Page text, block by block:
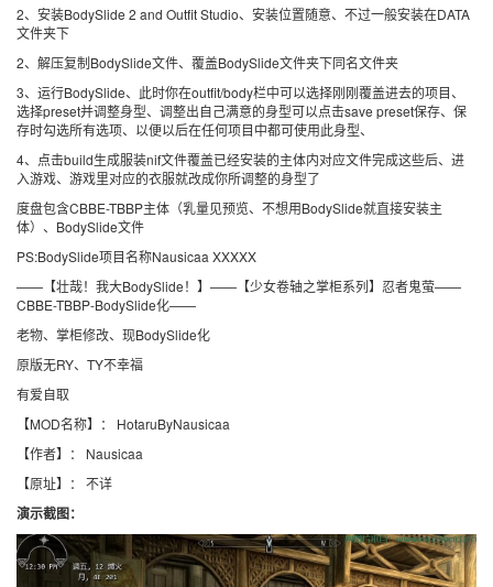
2、安装BodySlide 2 and Outfit Studio、安装位置随意、不过一般安装在DATA
文件夹下
2、解压复制BodySlide文件、覆盖BodySlide文件夹下同名文件夹
3、运行BodySlide、此时你在outfit/body栏中可以选择刚刚覆盖进去的项目、
选择preset并调整身型、调整出自己满意的身型可以点击save preset保存、保
存时勾选所有选项、以便以后在任何项目中都可使用此身型、
4、点击build生成服装nif文件覆盖已经安装的主体内对应文件完成这些后、进
入游戏、游戏里对应的衣服就改成你所调整的身型了
度盘包含CBBE-TBBP主体（乳量见预览、不想用BodySlide就直接安装主
体）、BodySlide文件
PS:BodySlide项目名称Nausicaa XXXXX
——【壮哉！我大BodySlide！】——【少女卷轴之掌柜系列】忍者鬼萤——
CBBE-TBBP-BodySlide化——
老物、掌柜修改、现BodySlide化
原版无RY、TY不幸福
有爱自取
【MOD名称】： HotaruByNausicaa
【作者】： Nausicaa
【原址】： 不详
演示截图：